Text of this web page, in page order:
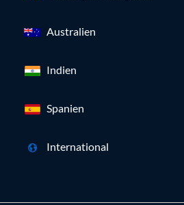
Australien
Indien
Spanien
International